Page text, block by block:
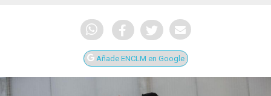
Añade ENCLM en Google